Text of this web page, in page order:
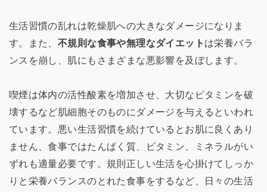
生活習慣の乱れは乾燥肌への大きなダメージになりま
す。また、 不規則な食事や無理なダイエット は栄養バラ
ンスを崩し、肌にもさまざまな悪影響を及ぼします。
喫煙は体内の活性酸素を増加させ、大切なビタミンを破
壊するなど肌細胞そのものにダメージを与えるといわれ
ています。悪い生活習慣を続けているとお肌に良くあり
ません、食事ではたんぱく質、ビタミン、ミネラルがい
ずれも適量必要です。規則正しい生活を心掛けてしっか
りと栄養バランスのとれた食事をするなど、日々の生活